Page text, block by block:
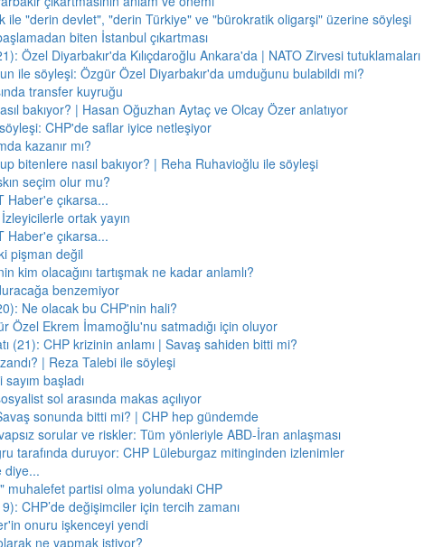
ile "derin devlet", "derin Türkiye" ve "bürokratik oligarşi" üzerine söyleşi
biten İstanbul çıkartması
Özel Diyarbakır'da Kılıçdaroğlu Ankara'da | NATO Zirvesi tutuklamaları
ile söyleşi: Özgür Özel Diyarbakır'da umduğunu bulabildi mi?
transfer kuyruğu
bakıyor? | Hasan Oğuzhan Aytaç ve Olcay Özer anlatıyor
CHP'de saflar iyice netleşiyor
kazanır mı?
bitenlere nasıl bakıyor? | Reha Ruhavioğlu ile söyleşi
seçim olur mu?
Haber'e çıkarsa...
ortak yayın
Haber'e çıkarsa...
pişman değil
kim olacağını tartışmak ne kadar anlamlı?
benzemiyor
Ne olacak bu CHP'nin hali?
Özel Ekrem İmamoğlu'nu satmadığı için oluyor
(21): CHP krizinin anlamı | Savaş sahiden bitti mi?
| Reza Talebi ile söyleşi
başladı
sol arasında makas açılıyor
sonunda bitti mi? | CHP hep gündemde
sorular ve riskler: Tüm yönleriyle ABD-İran anlaşması
tarafında duruyor: CHP Lüleburgaz mitinginden izlenimler
diye...
muhalefet partisi olma yolundaki CHP
CHP’de değişimciler için tercih zamanı
onuru işkenceyi yendi
ne yapmak istiyor?